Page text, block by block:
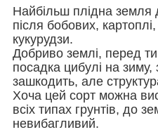
Найбільш плідна земля
після бобових, картоплі,
кукурудзи.
Добриво землі, перед
посадка цибулі на зиму,
зашкодить, але
Хоча цей сорт можна
всіх типах грунтів, до
невибагливий.